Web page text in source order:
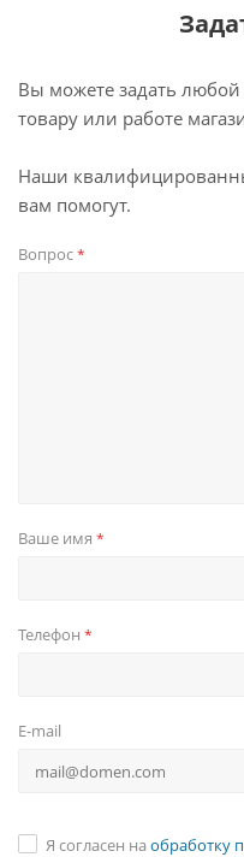
Вы можете задать
товару или работе
Наши
вам помогут.
Вопрос*
Ваше имя *
Телефон *
E-mail
Я согласен на обработку